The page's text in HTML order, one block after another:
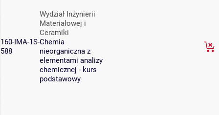
160-IMA-1S-
588
Wydział Inżynierii
Materiałowej i
Ceramiki
Chemia
nieorganiczna z
elementami analizy
chemicznej - kurs
podstawowy